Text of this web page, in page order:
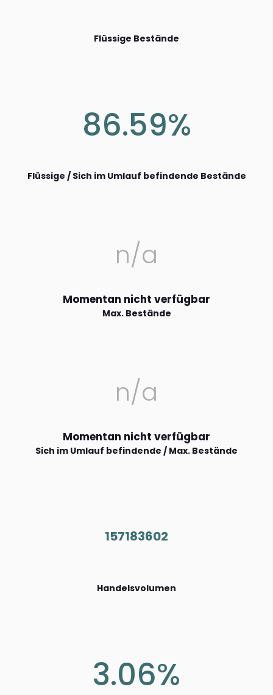
Flüssige Bestände
86.59%
Flüssige / Sich im Umlauf befindende Bestände
n/a
Momentan nicht verfügbar
Max. Bestände
n/a
Momentan nicht verfügbar
Sich im Umlauf befindende / Max. Bestände
157183602
Handelsvolumen
3.06%